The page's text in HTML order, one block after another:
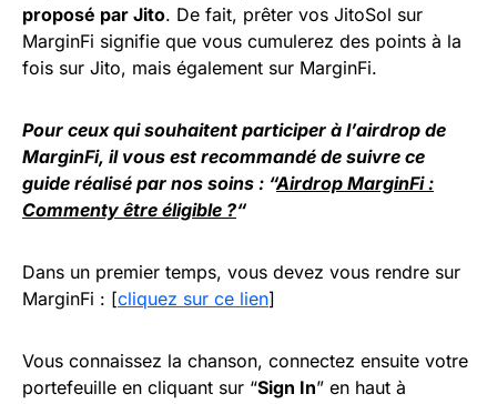
proposé par Jito. De fait, prêter vos JitoSol sur
MarginFi signifie que vous cumulerez des points à la
fois sur Jito, mais également sur MarginFi.
Pour ceux qui souhaitent participer à l’airdrop de
MarginFi, il vous est recommandé de suivre ce
guide réalisé par nos soins : “Airdrop MarginFi :
Commenty être éligible ?“
Dans un premier temps, vous devez vous rendre sur
MarginFi : [cliquez sur ce lien]
Vous connaissez la chanson, connectez ensuite votre
portefeuille en cliquant sur “Sign In” en haut à